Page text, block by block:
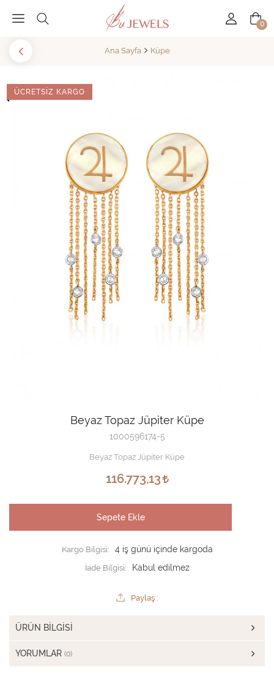
0
Ana Sayfa Küpe
ÜCRETSIZ KARGO
Beyaz Topaz Jüpiter Küpe
1000596174-5
Beyaz Topaz Jüpiter Küpe
116.773,13
Sepete Ekle
Kargo Bilgisi:
4 iş günü içinde kargoda
İade Bilgisi:
Paylaş :
ÜRÜN BILGISI
YORUMLAR (0)